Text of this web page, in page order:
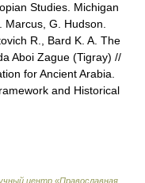
Studies. Michigan
Marcus, G. Hudson.
R., Bard K. A. The
Aboi Zague (Tigray) //
for Ancient Arabia.
and Historical
центр «Православная